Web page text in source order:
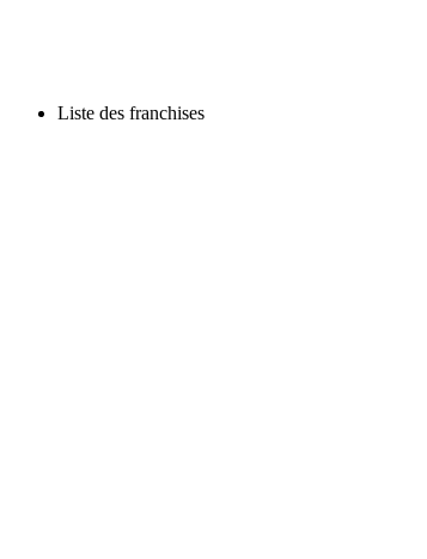
Liste des franchises